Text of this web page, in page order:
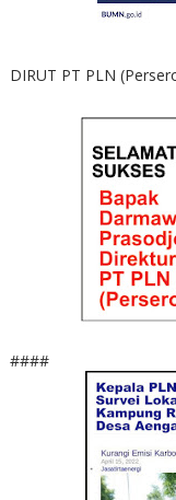
DIRUT PT PLN
####